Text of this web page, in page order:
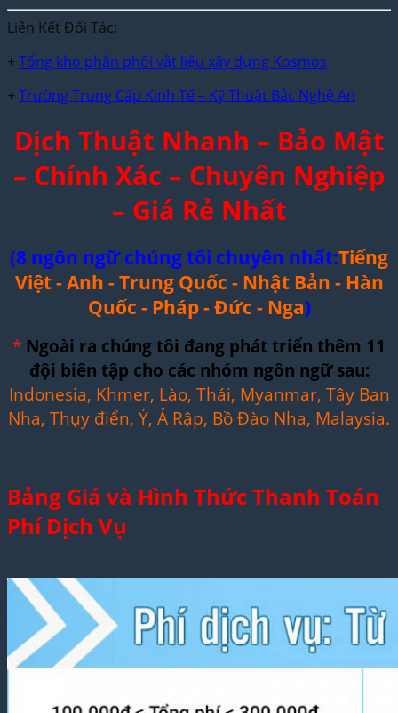
Liên Kết Đối Tác:
+ Tổng kho phân phối vật liệu xây dựng Kosmos
+ Trường Trung Cấp Kinh Tế – Kỹ Thuật Bắc Nghệ An
Dịch Thuật Nhanh – Bảo Mật
– Chính Xác – Chuyên Nghiệp
– Giá Rẻ Nhất
(8 ngôn ngữ chúng tôi chuyên nhất:Tiếng
Việt - Anh - Trung Quốc - Nhật Bản - Hàn
Quốc - Pháp - Đức - Nga)
* Ngoài ra chúng tôi đang phát triển thêm 11
đội biên tập cho các nhóm ngôn ngữ sau:
Indonesia, Khmer, Lào, Thái, Myanmar, Tây Ban
Nha, Thụy điển, Ý, Ả Rập, Bồ Đào Nha, Malaysia.
Bảng Giá và Hình Thức Thanh Toán
Phí Dịch Vụ